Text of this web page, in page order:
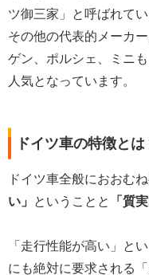
ツ御三家」と呼ばれて
その他の代表的メーカ
ゲン、ポルシェ、ミニ
人気となっています。
ドイツ車の特徴とは
ドイツ車全般におおむ
い」
ということと 「質
「走行性能が高い」と
にも絶対に要求される